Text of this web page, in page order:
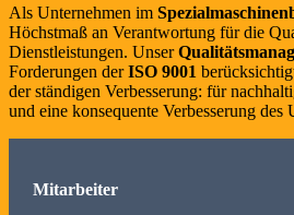
Als Unternehmen im
Höchstmaß an Verantwortung für die
Dienstleistungen. Unser
Forderungen derISO 9001
der ständigen Verbesserung: für
und eine konsequente Verbesserung des
Mitarbeiter